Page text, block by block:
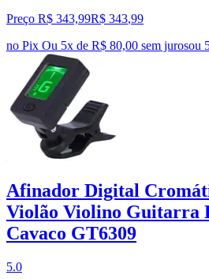
Preço R$ 343,99R$ 343,99
no Pix Ou 5x de R$ 80,00 sem jurosou
Afinador Digital
Violão Violino Guitarra
Cavaco GT6309
5.0